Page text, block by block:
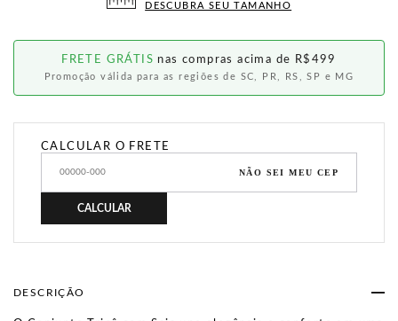
DESCUBRA SEU TAMANHO
FRETE GRÁTIS nas compras acima de R$499
Promoção válida para as regiões de SC, PR, RS, SP e MG
CALCULAR O FRETE
NÃO SEI MEU CEP
CALCULAR
DESCRIÇÃO